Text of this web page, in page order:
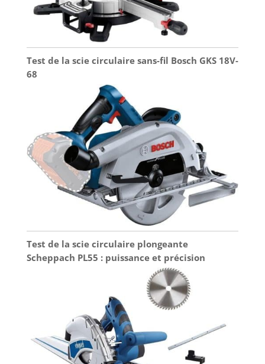
Test de la scie circulaire sans-fil Bosch GKS 18V-
68
Test de la scie circulaire plongeante
Scheppach PL55 : puissance et précision